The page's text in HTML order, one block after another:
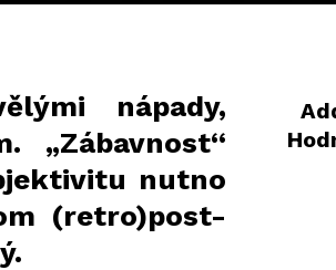
nápady,
„Zábavnost“
nutno
(retro)post-